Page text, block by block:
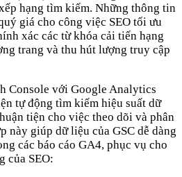
hạng tìm kiếm. Những thông tin
giá cho công việc SEO tối ưu
xác các từ khóa cải tiến hạng
trang và thu hút lượng truy cập
Console với Google Analytics
tự động tìm kiếm hiệu suất dữ
tiện cho việc theo dõi và phân
này giúp dữ liệu của GSC dễ dàng
các báo cáo GA4, phục vụ cho
của SEO: